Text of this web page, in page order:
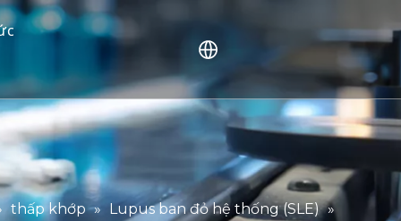
người (NHP)
gặp
của khách hàng
thấp khớp » Lupus ban đỏ hệ thống (SLE) »